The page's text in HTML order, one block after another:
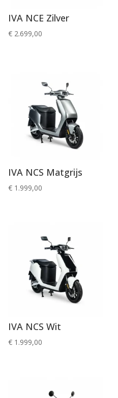
IVA NCE Zilver
€2.699,00
IVA NCS Matgrijs
€1.999,00
IVA NCS Wit
€1.999,00